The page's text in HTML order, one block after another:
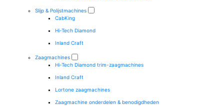
Slijp & Polijstmachines
CabKing
Hi-Tech Diamond
Inland Craft
Zaagmachines
Hi-Tech Diamond trim-zaagmachines
Inland Craft
Lortone zaagmachines
Zaagmachine onderdelen & benodigdheden